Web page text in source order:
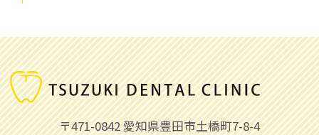
〒471-0842愛知県豊田市土橋町7-8-4